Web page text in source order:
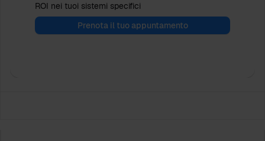
ROI nei tuoi sistemi specifici
Prenota il tuo appuntamento